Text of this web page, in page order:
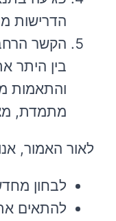
הדרישות
הקשר
בין היתר
והתאמות
מתמדת,
לאור האמור,
לבחון
להתאים